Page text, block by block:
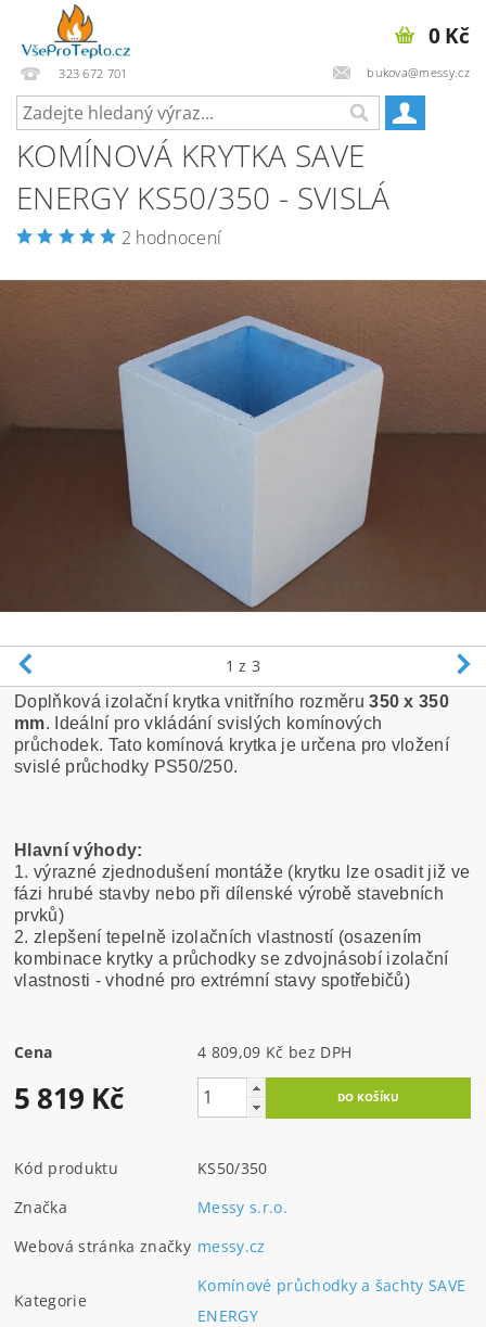
323 672 701 bukova@messy.cz
0 Kč
KOMÍNOVÁ KRYTKA SAVE
ENERGY KS50/350 - SVISLÁ
2 hodnocení
1 z 3
Doplňková izolační krytka vnitřního rozměru 350 x 350
mm. Ideální pro vkládání svislých komínových
průchodek. Tato komínová krytka je určena pro vložení
svislé průchodky PS50/250.
Hlavní výhody:
1. výrazné zjednodušení montáže (krytku lze osadit již ve
fázi hrubé stavby nebo při dílenské výrobě stavebních
prvků)
2. zlepšení tepelně izolačních vlastností (osazením
kombinace krytky a průchodky se zdvojnásobí izolační
vlastnosti - vhodné pro extrémní stavy spotřebičů)
Cena 4 809,09 Kč bez DPH
5 819 Kč
Kód produktu
KS50/350
Značka
Messy s.r.o.
Webová stránka značky messy.cz
Kategorie
Komínové průchodky a šachty SAVE
ENERGY